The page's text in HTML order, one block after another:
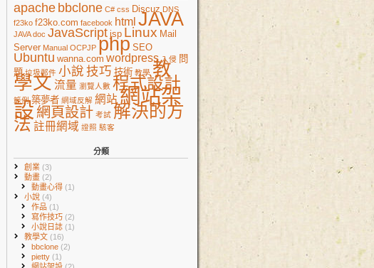
apache bbclone C# css Discuz DNS
f23ko f23ko.com facebook html JAVA
JAVA doc JavaScript jsp Linux Mail
Server Manual OCPJP php SEO
Ubuntu wanna.com wordpress 入侵 問
題 垃圾郵件 小說 技巧 技術 教學 教
學文 流量 瀏覽人數 程式設計
範例 築夢者 網域反解 網站網站架
設網頁設計 考試 解決的方
法註冊網域 證照 駭客
分類
創業 (3)
動畫 (2)
動畫心得 (1)
小說 (4)
作品 (1)
寫作技巧 (2)
小說日誌 (1)
教學文 (16)
bbclone (2)
pietty (1)